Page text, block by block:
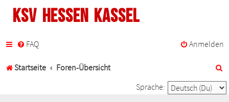
KSV Hessen Kassel
FAQ Anmelden
Startseite Foren-Übersicht
u
Sprache: